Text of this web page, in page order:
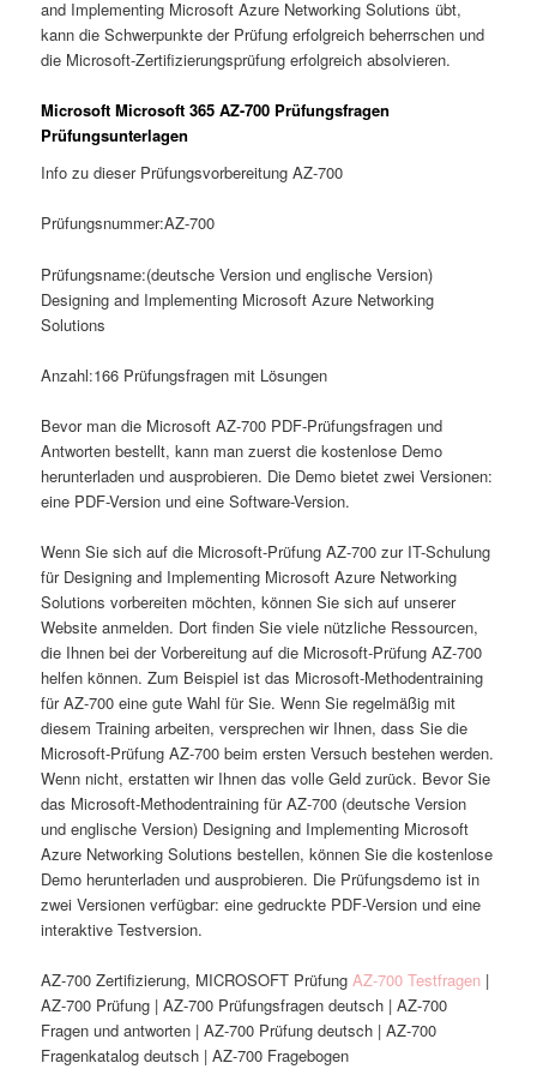
and Implementing Microsoft Azure Networking Solutions übt,
kann die Schwerpunkte der Prüfung erfolgreich beherrschen und
die Microsoft-Zertifizierungsprüfung erfolgreich absolvieren.
Microsoft Microsoft 365 AZ-700 Prüfungsfragen
Prüfungsunterlagen
Info zu dieser Prüfungsvorbereitung AZ-700
Prüfungsnummer:AZ-700
Prüfungsname:(deutsche Version und englische Version)
Designing and Implementing Microsoft Azure Networking
Solutions
Anzahl:166 Prüfungsfragen mit Lösungen
Bevor man die Microsoft AZ-700 PDF-Prüfungsfragen und
Antworten bestellt, kann man zuerst die kostenlose Demo
herunterladen und ausprobieren. Die Demo bietet zwei Versionen:
eine PDF-Version und eine Software-Version.
Wenn Sie sich auf die Microsoft-Prüfung AZ-700 zur IT-Schulung
für Designing and Implementing Microsoft Azure Networking
Solutions vorbereiten möchten, können Sie sich auf unserer
Website anmelden. Dort finden Sie viele nützliche Ressourcen,
die Ihnen bei der Vorbereitung auf die Microsoft-Prüfung AZ-700
helfen können. Zum Beispiel ist das Microsoft-Methodentraining
für AZ-700 eine gute Wahl für Sie. Wenn Sie regelmäßig mit
diesem Training arbeiten, versprechen wir Ihnen, dass Sie die
Microsoft-Prüfung AZ-700 beim ersten Versuch bestehen werden.
Wenn nicht, erstatten wir Ihnen das volle Geld zurück. Bevor Sie
das Microsoft-Methodentraining für AZ-700 (deutsche Version
und englische Version) Designing and Implementing Microsoft
Azure Networking Solutions bestellen, können Sie die kostenlose
Demo herunterladen und ausprobieren. Die Prüfungsdemo ist in
zwei Versionen verfügbar: eine gedruckte PDF-Version und eine
interaktive Testversion.
AZ-700 Zertifizierung, MICROSOFT PrüfungAZ-700 Testfragen |
AZ-700 Prüfung | AZ-700 Prüfungsfragen deutsch | AZ-700
Fragen und antworten | AZ-700 Prüfung deutsch | AZ-700
Fragenkatalog deutsch | AZ-700 Fragebogen